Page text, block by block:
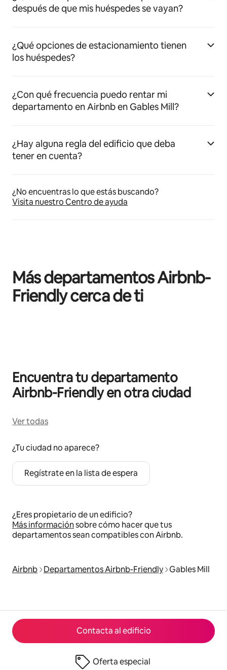
Contacta al edificio
Oferta especial
después de que mis huéspedes se vayan?
¿Qué opciones de estacionamiento tienen
los huéspedes?
¿Con qué frecuencia puedo rentar mi
departamento en Airbnb en Gables Mill?
¿Hay alguna regla del edificio que deba
tener en cuenta?
¿No encuentras lo que estás buscando?
Visita nuestro Centro de ayuda
Más departamentos Airbnb-
Friendly cerca de ti
Encuentra tu departamento
Airbnb-Friendly en otra ciudad
Ver todas
¿Tu ciudad no aparece?
Regístrate en la lista de espera
¿Eres propietario de un edificio?
Más informaciónsobre cómo hacer que tus
departamentos sean compatibles con Airbnb.
Airbnb Departamentos Airbnb-Friendly Gables Mill